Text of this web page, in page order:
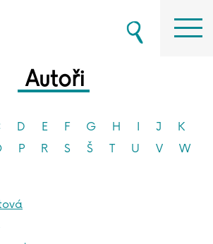
Autoři
D E F G H I J
K
P R S Š T U V
W